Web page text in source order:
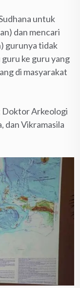
untuk
dan mencari
gurunya tidak
ke guru yang
di masyarakat
Doktor Arkeologi
dan Vikramasila